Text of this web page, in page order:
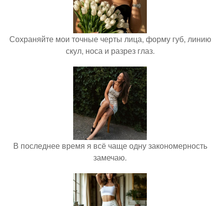
Сохраняйте мои точные черты лица, форму губ, линию
скул, носа и разрез глаз.
В последнее время я всё чаще одну закономерность
замечаю.